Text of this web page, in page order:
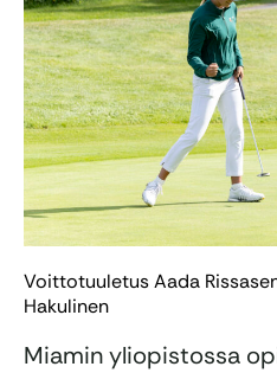
Voittotuuletus Aada
Hakulinen
Miamin yliopistossa